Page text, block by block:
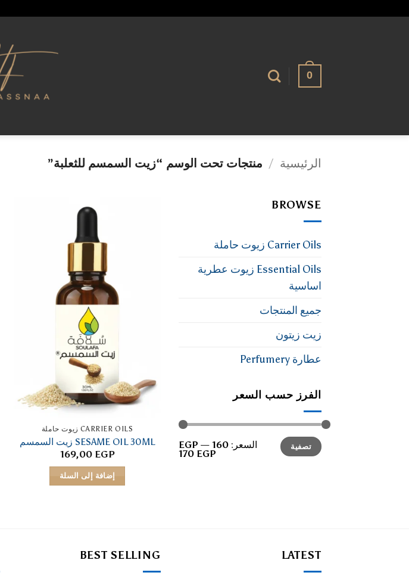
0
الرئيسية / منتجات تحت الوسم “زيت السمسم للثعلبة”
BROWSE
Carrier Oils زيوت حاملة
Essential Oils زيوت عطرية
اساسية
جميع المنتجات
زيت زيتون
عطارة Perfumery
الفرز حسب السعر
أدنى
سعر
أعلى
سعرتصفية السعر: 160 EGP
—
170 EGP
CARRIER OILS زيوت حاملة
SESAME OIL 30ML زيت السمسم
169,00 EGP
إضافة إلى السلة
LATEST
BEST SELLING